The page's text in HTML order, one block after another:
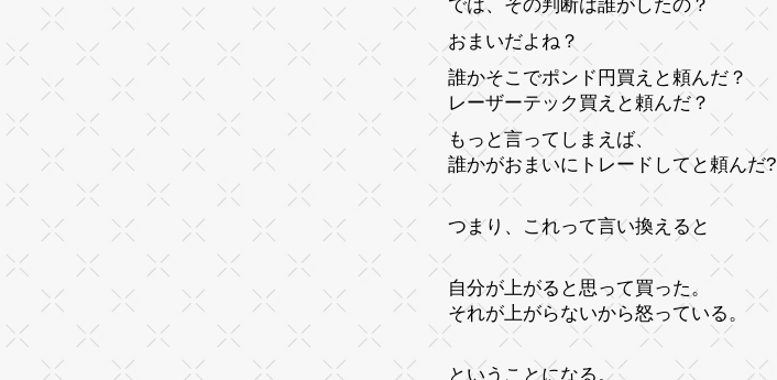
では、その判断は誰がしたの？
おまいだよね？
誰かそこでポンド円買えと頼んだ？
レーザーテック買えと頼んだ？
もっと言ってしまえば、
誰かがおまいにトレードしてと頼んだ?
つまり、これって言い換えると
自分が上がると思って買った。
それが上がらないから怒っている。
ということになる。